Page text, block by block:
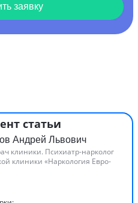
заявку
статьи
Андрей Львович
клиники. Психиатр-нарколог
клиники «Наркология Евро-